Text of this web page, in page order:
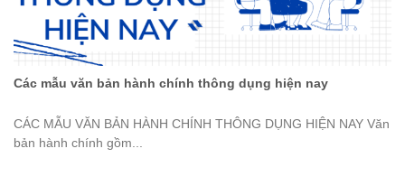
Các mẫu văn bản hành chính thông dụng hiện nay
CÁC MẪU VĂN BẢN HÀNH CHÍNH THÔNG DỤNG HIỆN NAY Văn
bản hành chính gồm...